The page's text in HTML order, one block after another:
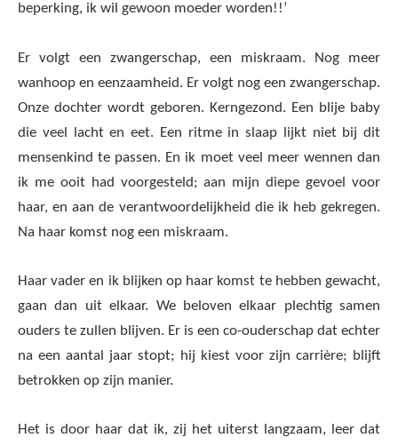
beperking, ik wil gewoon moeder worden!!’
Er volgt een zwangerschap, een miskraam. Nog meer
wanhoop en eenzaamheid. Er volgt nog een zwangerschap.
Onze dochter wordt geboren. Kerngezond. Een blije baby
die veel lacht en eet. Een ritme in slaap lijkt niet bij dit
mensenkind te passen. En ik moet veel meer wennen dan
ik me ooit had voorgesteld; aan mijn diepe gevoel voor
haar, en aan de verantwoordelijkheid die ik heb gekregen.
Na haar komst nog een miskraam.
Haar vader en ik blijken op haar komst te hebben gewacht,
gaan dan uit elkaar. We beloven elkaar plechtig samen
ouders te zullen blijven. Er is een co-ouderschap dat echter
na een aantal jaar stopt; hij kiest voor zijn carrière; blijft
betrokken op zijn manier.
Het is door haar dat ik, zij het uiterst langzaam, leer dat